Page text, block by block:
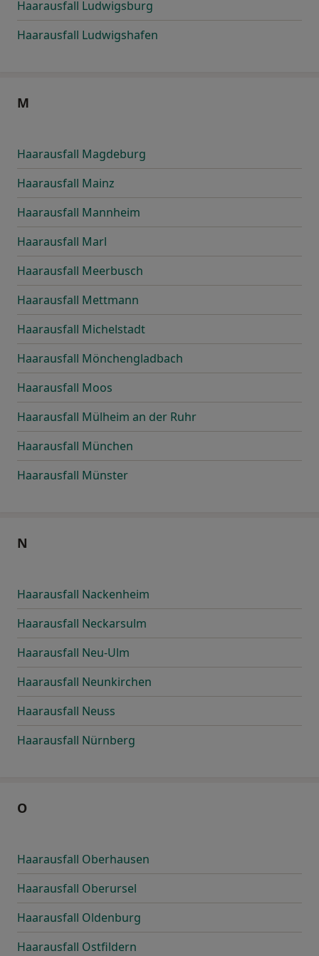
Haarausfall Ludwigsburg
Haarausfall Ludwigshafen
M
Haarausfall Magdeburg
Haarausfall Mainz
Haarausfall Mannheim
Haarausfall Marl
Haarausfall Meerbusch
Haarausfall Mettmann
Haarausfall Michelstadt
Haarausfall Mönchengladbach
Haarausfall Moos
Haarausfall Mülheim an der Ruhr
Haarausfall München
Haarausfall Münster
N
Haarausfall Nackenheim
Haarausfall Neckarsulm
Haarausfall Neu-Ulm
Haarausfall Neunkirchen
Haarausfall Neuss
Haarausfall Nürnberg
O
Haarausfall Oberhausen
Haarausfall Oberursel
Haarausfall Oldenburg
Haarausfall Ostfildern